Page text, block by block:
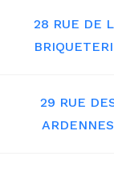
28 RUE DE
29 RUE
ARDENNES